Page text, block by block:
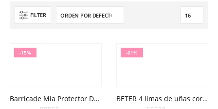
FILTER
-15%
Barricade Mia Protector Delimitador para Manicura 11ml
-61%
BETER 4 limas de uñas corindón